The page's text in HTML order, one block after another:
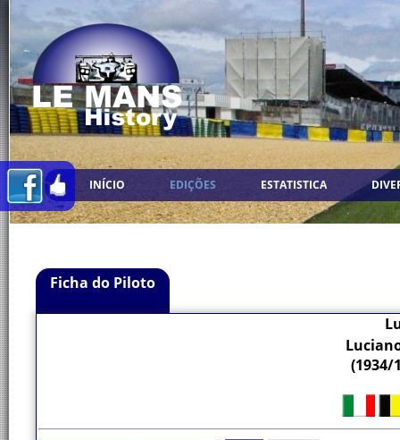
INÍCIO EDIÇÕES ESTATISTICA
Ficha do Piloto
(1934/